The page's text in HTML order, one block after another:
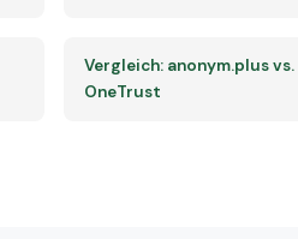
Vergleich: anonym.plus vs.
OneTrust